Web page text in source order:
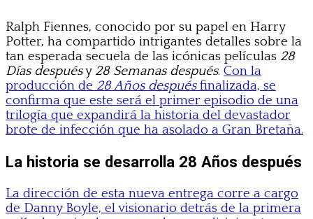
Ralph Fiennes, conocido por su papel en Harry
Potter, ha compartido intrigantes detalles sobre la
tan esperada secuela de las icónicas películas 28
Días despuésy 28 Semanas después. Con la
producción de 28 Años despuésfinalizada, se
confirma que este será el primer episodio de una
trilogía que expandirá la historia del devastador
brote de infección que ha asolado a Gran Bretaña.
La historia se desarrolla 28 Años después
La dirección de esta nueva entrega corre a cargo
de Danny Boyle, el visionario detrás de la primera